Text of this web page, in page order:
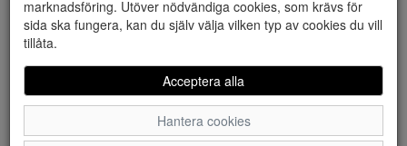
marknadsföring. Utöver nödvändiga cookies, som krävs för
sida ska fungera, kan du själv välja vilken typ av cookies du vill
tillåta.
Acceptera alla
Hantera cookies